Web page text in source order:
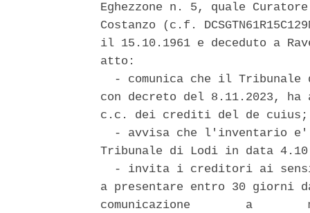
Eghezzone n. 5, quale
Costanzo (c.f.
il 15.10.1961 e deceduto a
atto:
- comunica che il Tribunale
con decreto del 8.11.2023,
c.c. dei crediti del de
- avvisa che l'inventario
Tribunale di Lodi in data
- invita i creditori ai
a presentare entro 30 giorni
comunicazione        a